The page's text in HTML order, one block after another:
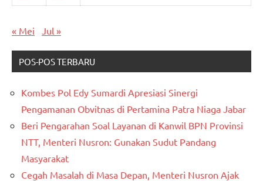
« Mei Jul »
POS-POS TERBARU
Kombes Pol Edy Sumardi Apresiasi Sinergi
Pengamanan Obvitnas di Pertamina Patra Niaga Jabar
Beri Pengarahan Soal Layanan di Kanwil BPN Provinsi
NTT, Menteri Nusron: Gunakan Sudut Pandang
Masyarakat
Cegah Masalah di Masa Depan, Menteri Nusron Ajak